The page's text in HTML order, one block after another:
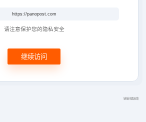
请注意保护您的隐私安全
继续访问
链接问题反馈